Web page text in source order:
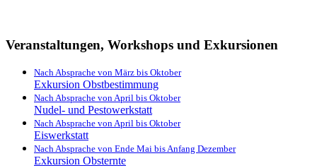
Veranstaltungen, Workshops und Exkursionen
Nach Absprache von März bis Oktober
Exkursion Obstbestimmung
Nach Absprache von April bis Oktober
Nudel- und Pestowerkstatt
Nach Absprache von April bis Oktober
Eiswerkstatt
Nach Absprache von Ende Mai bis Anfang Dezember
Exkursion Obsternte